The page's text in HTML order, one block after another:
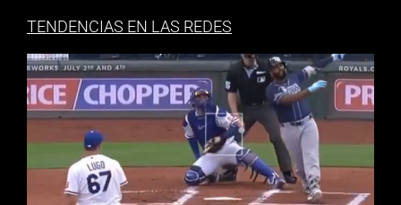
TENDENCIAS EN LAS REDES